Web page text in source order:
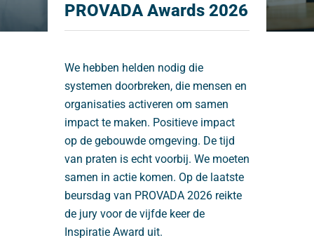
PROVADA Awards 2026
We hebben helden nodig die
systemen doorbreken, die mensen en
organisaties activeren om samen
impact te maken. Positieve impact
op de gebouwde omgeving. De tijd
van praten is echt voorbij. We moeten
samen in actie komen. Op de laatste
beursdag van PROVADA 2026 reikte
de jury voor de vijfde keer de
Inspiratie Award uit.